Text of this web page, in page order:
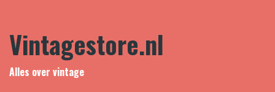
Vintagestore.nl
Alles over vintage